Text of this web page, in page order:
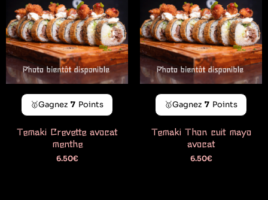
🥇Gagnez 7 Points
Temaki Crevette avocat
menthe
6.50€
🥇Gagnez 7 Points
Temaki Thon cuit mayo
avocat
6.50€